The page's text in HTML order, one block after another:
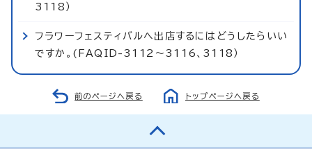
3118）
フラワーフェスティバルへ出店するにはどうしたらいい
ですか。(FAQID-3112～3116、3118）
前のページへ戻る トップページへ戻る